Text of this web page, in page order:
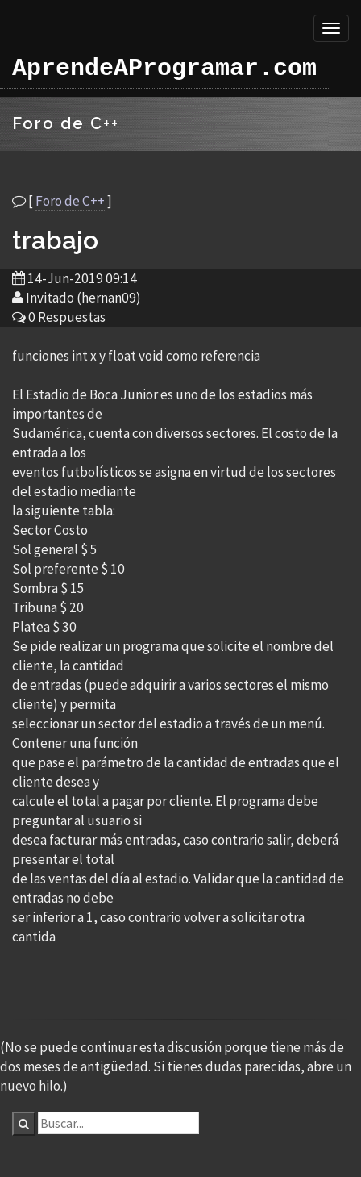
AprendeAProgramar.com
Foro de C++
[Foro de C++]
trabajo
14-Jun-2019 09:14
Invitado (hernan09)
0 Respuestas
funciones int x y float void como referencia
El Estadio de Boca Junior es uno de los estadios más
importantes de
Sudamérica, cuenta con diversos sectores. El costo de la
entrada a los
eventos futbolísticos se asigna en virtud de los sectores
del estadio mediante
la siguiente tabla:
Sector Costo
Sol general $ 5
Sol preferente $ 10
Sombra $ 15
Tribuna $ 20
Platea $ 30
Se pide realizar un programa que solicite el nombre del
cliente, la cantidad
de entradas (puede adquirir a varios sectores el mismo
cliente) y permita
seleccionar un sector del estadio a través de un menú.
Contener una función
que pase el parámetro de la cantidad de entradas que el
cliente desea y
calcule el total a pagar por cliente. El programa debe
preguntar al usuario si
desea facturar más entradas, caso contrario salir, deberá
presentar el total
de las ventas del día al estadio. Validar que la cantidad de
entradas no debe
ser inferior a 1, caso contrario volver a solicitar otra
cantida
(No se puede continuar esta discusión porque tiene más de
dos meses de antigüedad. Si tienes dudas parecidas, abre un
nuevo hilo.)